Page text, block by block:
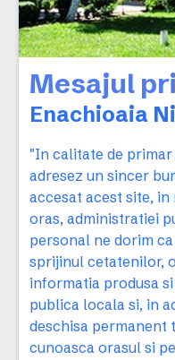
Mesajul
Enachioaia
"In calitate de
adresez un sincer
accesat acest site,
oras, administratiei
personal ne dorim
sprijinul cetatenilor,
informatia produsa
publica locala si, in
deschisa permanent
cunoasca orasul si